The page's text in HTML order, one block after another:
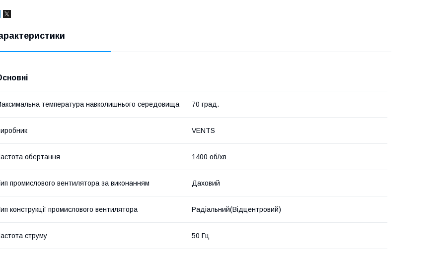
температура навколишнього середовища 70 град.
VENTS
обертання 1400 об/хв
промислового вентилятора за виконанням Даховий
конструкції промислового вентилятора Радіальний(Відцентровий)
струму 50 Гц